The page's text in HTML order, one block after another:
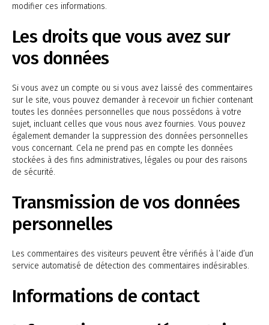
modifier ces informations.
Les droits que vous avez sur
vos données
Si vous avez un compte ou si vous avez laissé des commentaires
sur le site, vous pouvez demander à recevoir un fichier contenant
toutes les données personnelles que nous possédons à votre
sujet, incluant celles que vous nous avez fournies. Vous pouvez
également demander la suppression des données personnelles
vous concernant. Cela ne prend pas en compte les données
stockées à des fins administratives, légales ou pour des raisons
de sécurité.
Transmission de vos données
personnelles
Les commentaires des visiteurs peuvent être vérifiés à l’aide d’un
service automatisé de détection des commentaires indésirables.
Informations de contact